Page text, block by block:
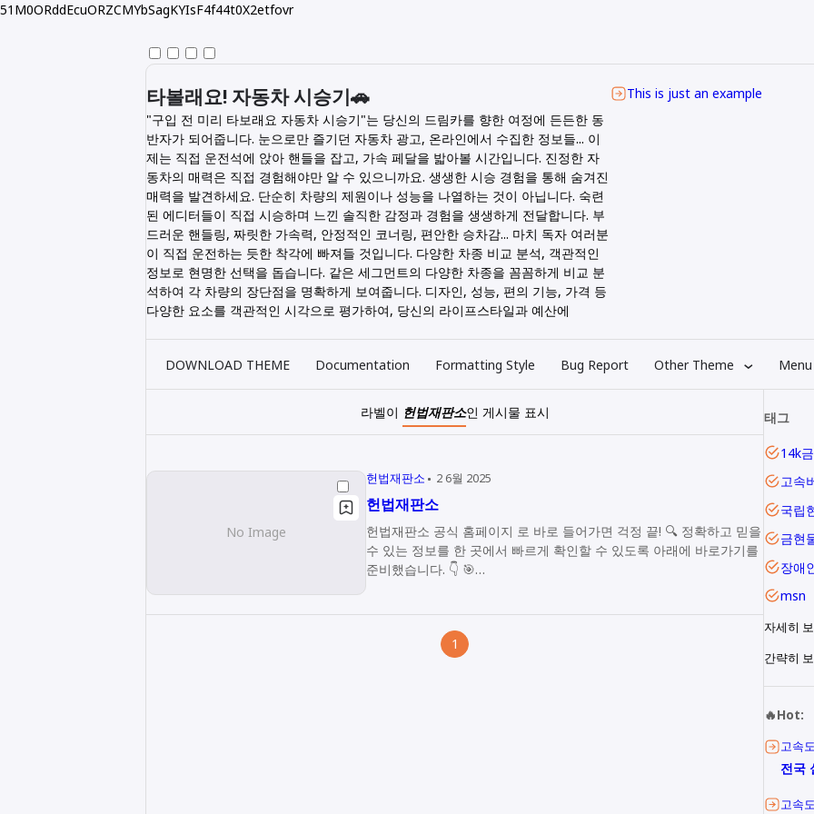
51M0ORddEcuORZCMYbSagKYIsF4f44t0X2etfovr
타볼래요! 자동차 시승기🚗
"구입 전 미리 타보래요 자동차 시승기"는 당신의 드림카를 향한 여정에 든든한 동
반자가 되어줍니다. 눈으로만 즐기던 자동차 광고, 온라인에서 수집한 정보들... 이
제는 직접 운전석에 앉아 핸들을 잡고, 가속 페달을 밟아볼 시간입니다. 진정한 자
동차의 매력은 직접 경험해야만 알 수 있으니까요. 생생한 시승 경험을 통해 숨겨진
매력을 발견하세요. 단순히 차량의 제원이나 성능을 나열하는 것이 아닙니다. 숙련
된 에디터들이 직접 시승하며 느낀 솔직한 감정과 경험을 생생하게 전달합니다. 부
드러운 핸들링, 짜릿한 가속력, 안정적인 코너링, 편안한 승차감... 마치 독자 여러분
이 직접 운전하는 듯한 착각에 빠져들 것입니다. 다양한 차종 비교 분석, 객관적인
정보로 현명한 선택을 돕습니다. 같은 세그먼트의 다양한 차종을 꼼꼼하게 비교 분
석하여 각 차량의 장단점을 명확하게 보여줍니다. 디자인, 성능, 편의 기능, 가격 등
다양한 요소를 객관적인 시각으로 평가하여, 당신의 라이프스타일과 예산에
This is just an example
DOWNLOAD THEME Documentation Formatting Style Bug Report Other Theme Menu
라벨이 헌법재판소인 게시물 표시
헌법재판소 2 6월 2025
헌법재판소
헌법재판소 공식 홈페이지 로 바로 들어가면 걱정 끝! 🔍 정확하고 믿을
수 있는 정보를 한 곳에서 빠르게 확인할 수 있도록 아래에 바로가기를
준비했습니다. 👇 🎯…
1
태그
14k
고속
국립
금현
장애
msn
자세히
간략히
🔥Hot:
고속
전국
고속